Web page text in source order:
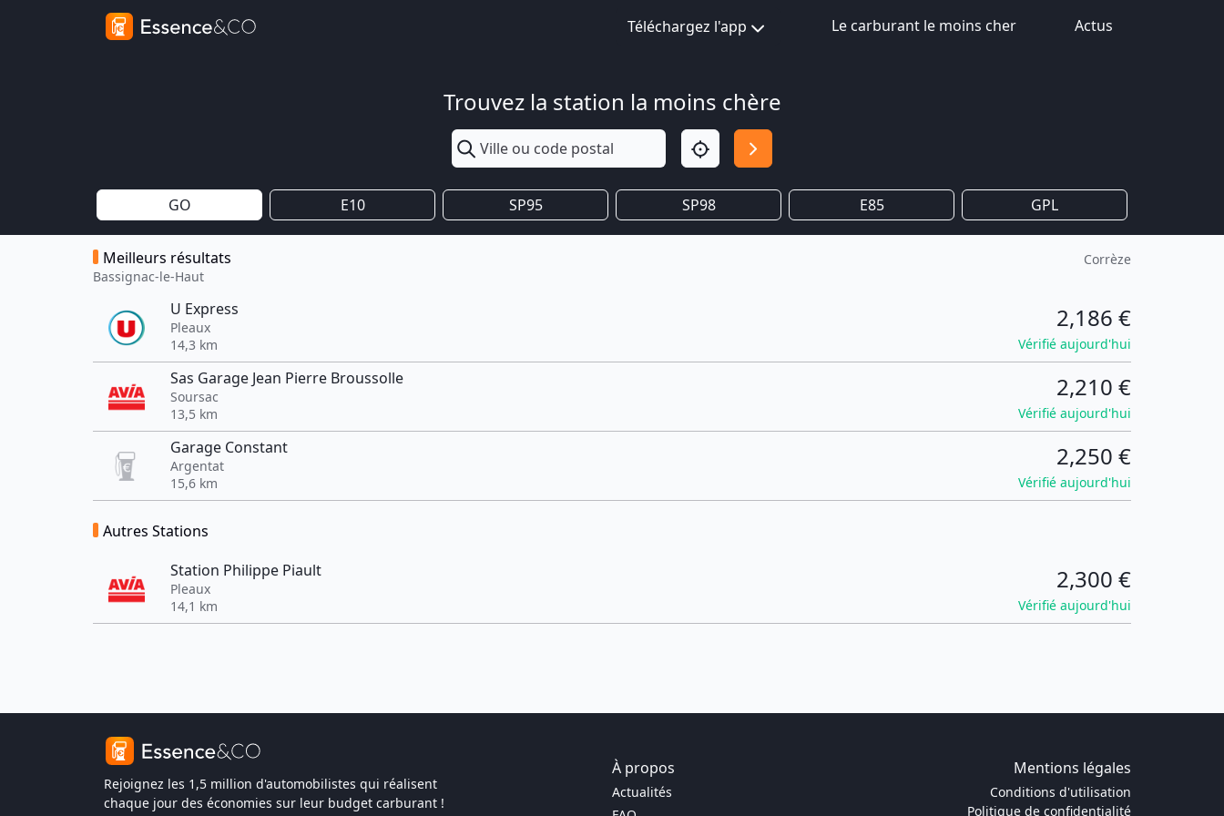
Téléchargez l'app Le carburant le moins cher Actus
Trouvez la station la moins chère
GO E10 SP95 SP98 E85 GPL
Meilleurs résultats
Bassignac-le-Haut
Corrèze
U Express
Pleaux
14,3 km
2,186 €
Vérifié aujourd'hui
Sas Garage Jean Pierre Broussolle
Soursac
13,5 km
2,210 €
Vérifié aujourd'hui
Garage Constant
Argentat
15,6 km
2,250 €
Vérifié aujourd'hui
Autres Stations
Station Philippe Piault
Pleaux
14,1 km
2,300 €
Vérifié aujourd'hui
Rejoignez les 1,5 million d'automobilistes qui réalisent
chaque jour des économies sur leur budget carburant !
À propos Mentions légales
Actualités
Conditions d'utilisation
Politique de confidentialité